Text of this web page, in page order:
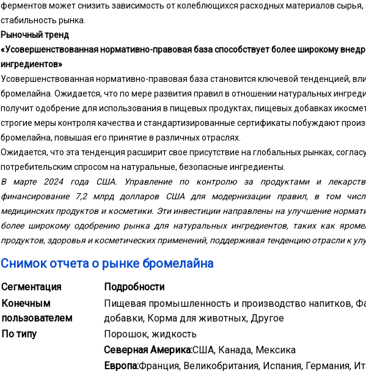
ферментов может снизить зависимость от колеблющихся расходных материалов сырья,
стабильность рынка.
Рыночный тренд
«Усовершенствованная нормативно-правовая база способствует более широкому
ингредиентов»
Усовершенствованная нормативно-правовая база становится ключевой тенденцией,
бромелайна. Ожидается, что по мере развития правил в отношении натуральных
получит одобрение для использования в пищевых продуктах, пищевых добавках и
строгие меры контроля качества и стандартизированные сертификаты побуждают
бромелайна, повышая его принятие в различных отраслях.
Ожидается, что эта тенденция расширит свое присутствие на глобальных рынках,
потребительским спросом на натуральные, безопасные ингредиенты.
В марте 2024 года США. Управление по контролю за продуктами и
финансирование 7,2 млрд долларов США для модернизации правил, в том
медицинских продуктов и косметики. Эти инвестиции направлены на улучшение
более широкому одобрению рынка для натуральных ингредиентов, таких как
продуктов, здоровья и косметических применений, поддерживая тенденцию отрасли к
Снимок отчета о рынке бромелайна
Сегментация
Подробности
Конечным
пользователем
Пищевая промышленность и производство напитков,
добавки, Корма для животных, Другое
По типу
Порошок, жидкость
Северная Америка:США, Канада, Мексика
Европа:Франция, Великобритания, Испания, Германия,